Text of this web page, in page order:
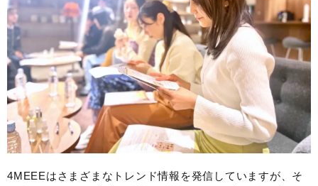
4MEEEはさまざまなトレンド情報を発信していますが、そ